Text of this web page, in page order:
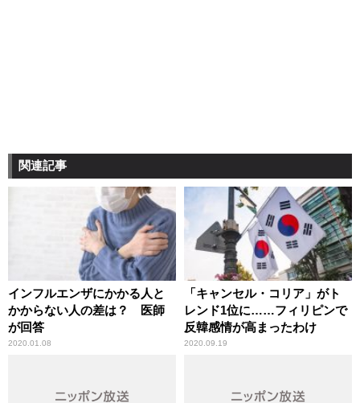
関連記事
インフルエンザにかかる人と
かからない人の差は？ 医師
が回答
2020.01.08
「キャンセル・コリア」がト
レンド1位に……フィリピンで
反韓感情が高まったわけ
2020.09.19